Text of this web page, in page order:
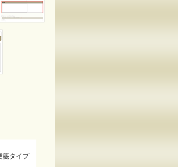
箋タイプ